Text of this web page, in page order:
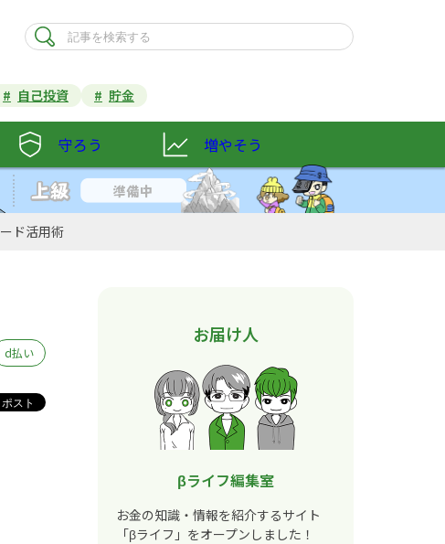
自己投資 貯金
守ろう 増やそう
ド活用術
d払い
お届け人
βライフ編集室
お金の知識・情報を紹介するサイト
「βライフ」をオープンしました！